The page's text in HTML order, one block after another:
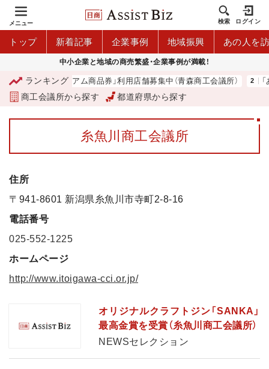
メニュー 検索 ログイン
トップ 新着記事 企業事例 地域振興 あの人を
中小企業と地域の商売繁盛・企業事例が満載！
ランキング
「青森市プレミアム商品券」利用店舗募集中（青森商工会議所） 「あ
商工会議所から探す 都道府県から探す
糸魚川商工会議所
住所
〒941-8601 新潟県糸魚川市寺町2-8-16
電話番号
025-552-1225
ホームページ
http://www.itoigawa-cci.or.jp/
オリジナルクラフトジン「SANKA」
最高金賞を受賞（糸魚川商工会議所）
NEWSセレクション